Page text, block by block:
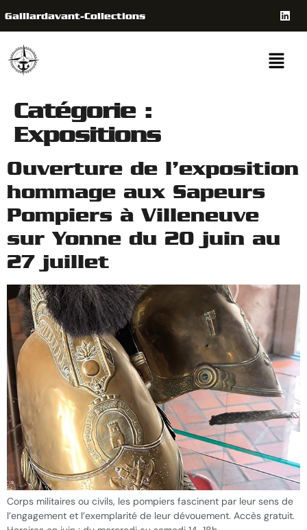
Gaillardavant-Collections
Catégorie :
Expositions
Ouverture de l’exposition
hommage aux Sapeurs
Pompiers à Villeneuve
sur Yonne du 20 juin au
27 juillet
Corps militaires ou civils, les pompiers fascinent par leur sens de
l’engagement et l’exemplarité de leur dévouement. Accès gratuit.